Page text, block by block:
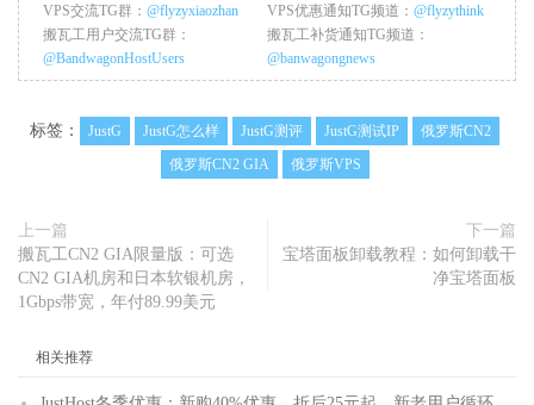
VPS交流TG群： @flyzyxiaozhan VPS优惠通知TG频道： @flyzythink
搬瓦工用户交流TG群：
@BandwagonHostUsers
搬瓦工补货通知TG频道：
@banwagongnews
标签： JustG JustG怎么样 JustG测评 JustG测试IP
俄罗斯CN2
俄罗斯CN2 GIA
俄罗斯VPS
上一篇
搬瓦工CN2 GIA限量版：可选
CN2 GIA机房和日本软银机房，
1Gbps带宽，年付89.99美元
下一篇
宝塔面板卸载教程：如何卸载干
净宝塔面板
相关推荐